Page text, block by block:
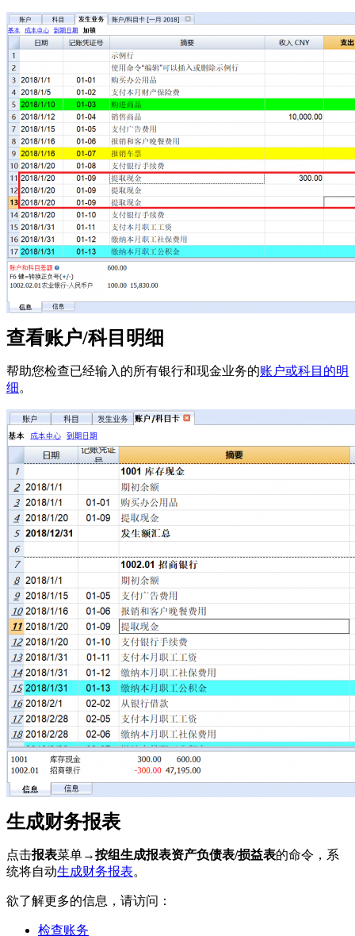
查看账户/科目明细
帮助您检查已经输入的所有银行和现金业务的账户或科目的明
细。
生成财务报表
点击报表菜单→按组生成报表资产负债表/损益表的命令，系
统将自动生成财务报表。
欲了解更多的信息，请访问：
检查账务